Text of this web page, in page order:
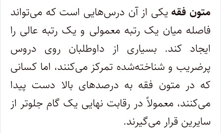
متون فقه یکی از آن درس‌هایی است که می‌تواند
فاصله میان یک رتبه معمولی و یک رتبه عالی را
ایجاد کند. بسیاری از داوطلبان روی دروس
پرضریب و شناخته‌شده تمرکز می‌کنند، اما کسانی
که در متون فقه به درصدهای بالا دست پیدا
می‌کنند، معمولاً در رقابت نهایی یک گام جلوتر از
سایرین قرار می‌گیرند.